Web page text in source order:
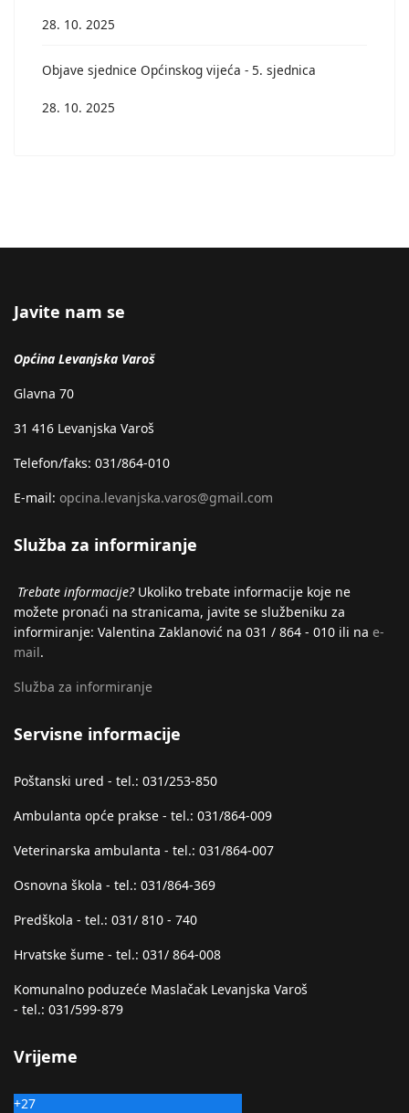
28. 10. 2025
Objave sjednice Općinskog vijeća - 5. sjednica
28. 10. 2025
Javite nam se
Općina Levanjska Varoš
Glavna 70
31 416 Levanjska Varoš
Telefon/faks: 031/864-010
E-mail: opcina.levanjska.varos@gmail.com
Služba za informiranje
Trebate informacije?Ukoliko trebate informacije koje ne
možete pronaći na stranicama, javite se službeniku za
informiranje: Valentina Zaklanović na 031 / 864 - 010 ili na e-
mail.
Služba za informiranje
Servisne informacije
Poštanski ured - tel.: 031/253-850
Ambulanta opće prakse - tel.: 031/864-009
Veterinarska ambulanta - tel.: 031/864-007
Osnovna škola - tel.: 031/864-369
Predškola - tel.: 031/ 810 - 740
Hrvatske šume - tel.: 031/ 864-008
Komunalno poduzeće Maslačak Levanjska Varoš
- tel.: 031/599-879
Vrijeme
+27